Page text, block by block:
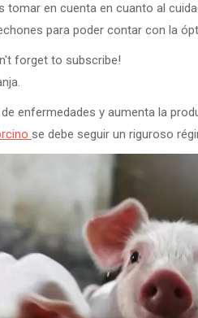
en cuenta en cuanto al
para poder contar con la
forget to subscribe!
enfermedades y aumenta la
se debe seguir un riguroso